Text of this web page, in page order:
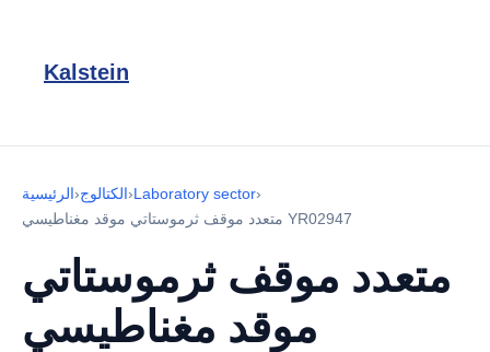
Kalstein
الرئيسية›الكتالوج›Laboratory sector›
متعدد موقف ثرموستاتي موقد مغناطيسي YR02947
متعدد موقف ثرموستاتي
موقد مغناطيسي